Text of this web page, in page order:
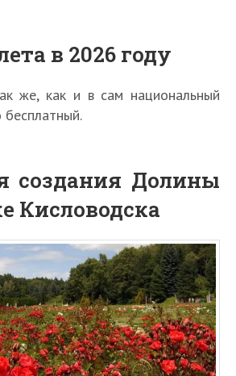
в 2026 году
же, как и в сам национальный
бесплатный.
создания Долины
Кисловодска